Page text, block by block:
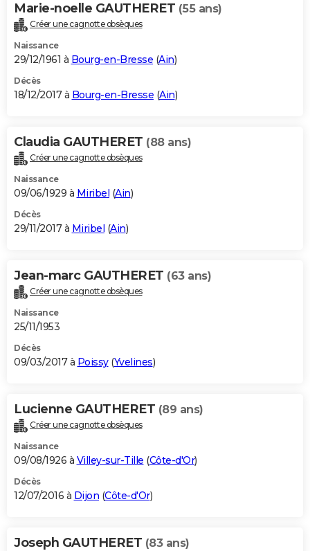
Marie-noelle GAUTHERET (55 ans)
Créer une cagnotte obsèques
Naissance
29/12/1961 à Bourg-en-Bresse (Ain)
Décès
18/12/2017 à Bourg-en-Bresse (Ain)
Claudia GAUTHERET (88 ans)
Créer une cagnotte obsèques
Naissance
09/06/1929 à Miribel (Ain)
Décès
29/11/2017 à Miribel (Ain)
Jean-marc GAUTHERET (63 ans)
Créer une cagnotte obsèques
Naissance
25/11/1953
Décès
09/03/2017 à Poissy(Yvelines)
Lucienne GAUTHERET (89 ans)
Créer une cagnotte obsèques
Naissance
09/08/1926 à Villey-sur-Tille (Côte-d'Or)
Décès
12/07/2016 à Dijon (Côte-d'Or)
Joseph GAUTHERET (83 ans)